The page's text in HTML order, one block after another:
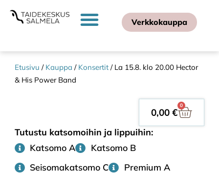
Verkkokauppa
Etusivu / Kauppa / Konsertit / La 15.8. klo 20.00 Hector
& His Power Band
Tutustu katsomoihin ja lippuihin:
Katsomo A
Katsomo B
Seisomakatsomo C
Premium A
0,00 €
0